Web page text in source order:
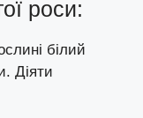
роси:
білий
Діяти